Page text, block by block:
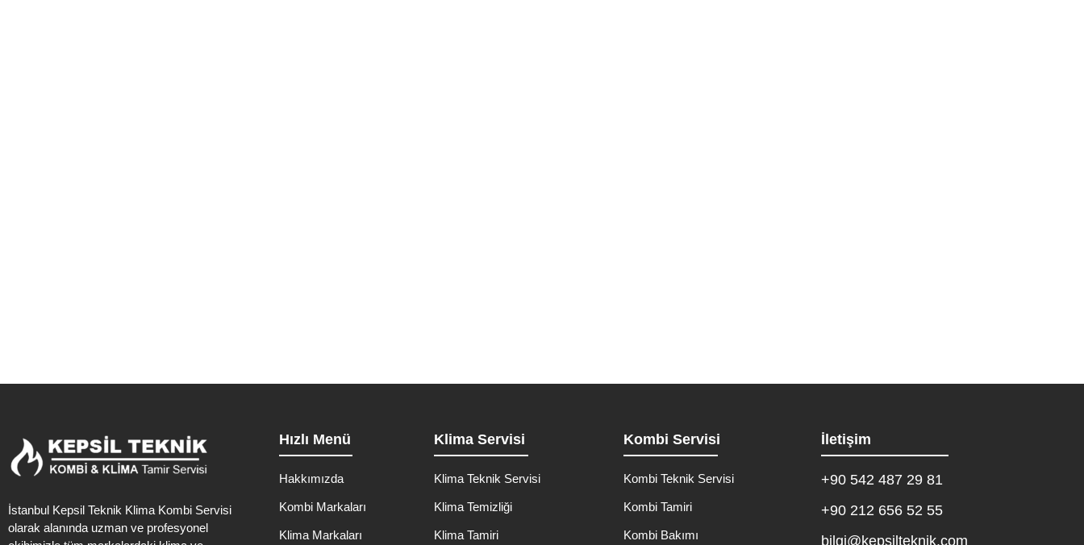
İstanbul Kepsil Teknik Klima Kombi Servisi
olarak alanında uzman ve profesyonel
Hızlı Menü
Hakkımızda
Kombi Markaları
Klima Markaları
Klima Servisi
Klima Teknik Servisi
Klima Temizliği
Klima Tamiri
Kombi Servisi
Kombi Teknik Servisi
Kombi Tamiri
Kombi Bakımı
İletişim
+90 542 487 29 81
+90 212 656 52 55
bilgi@kepsilteknik.com